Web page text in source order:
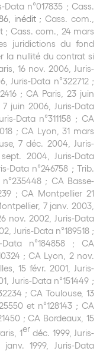
n°017835 ; Cass.
inédit ; Cass. com.,
; Cass. com., 24 mars
juridictions du fond
la nullité du contrat si
16 nov. 2006, Juris-
Juris-Data n°322712 ;
; CA Paris, 23 juin
7 juin 2006, Juris-Data
Data n°311158 ; CA
; CA Lyon, 31 mars
7 déc. 2004, Juris-
2004, Juris-Data
Data n°246758 ; Trib.
; CA Basse-
; CA Montpellier 21
7 janv. 2003,
nov. 2002, Juris-Data
Juris-Data n°189518 ;
n°184858 ; CA
; CA Lyon, 2 nov.
15 févr. 2001, Juris-
Juris-Data n°151449 ;
; CA Toulouse, 13
et n°128143 ; CA
; CA Bordeaux, 15
1er déc. 1999, Juris-
1999, Juris-Data